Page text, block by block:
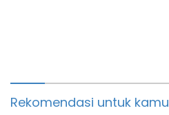
Rekomendasi untuk kamu